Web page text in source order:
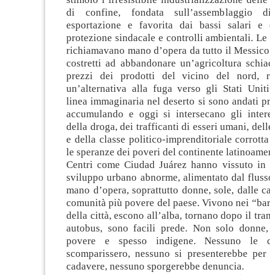
di confine, fondata sull’assemblaggio
esportazione e favorita dai bassi salari e
protezione sindacale e controlli ambientali. Le
richiamavano mano d’opera da tutto il
costretti ad abbandonare un’agricoltura
prezzi dei prodotti del vicino del nord,
un’alternativa alla fuga verso gli Stati
linea immaginaria nel deserto si sono andati
accumulando e oggi si intersecano gli
della droga, dei trafficanti di esseri umani,
e della classe politico-imprenditoriale
le speranze dei poveri del continente
Centri come Ciudad Juárez hanno vissuto
sviluppo urbano abnorme, alimentato dal
mano d’opera, soprattutto donne, sole, dalle
comunità più povere del paese. Vivono nei
della città, escono all’alba, tornano dopo il
autobus, sono facili prede. Non solo
povere e spesso indigene. Nessuno le
scomparissero, nessuno si presenterebbe
cadavere, nessuno sporgerebbe denuncia.